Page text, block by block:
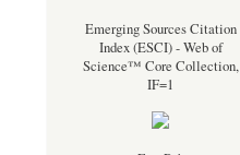
Emerging Sources Citation
Index (ESCI) - Web of
Science™ Core Collection,
IF=1